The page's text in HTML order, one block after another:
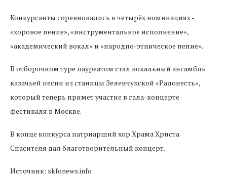
Конкурсанты соревновались в четырёх номинациях -
«хоровое пение», «инструментальное исполнение»,
«академический вокал» и «народно-этническое пение».
В отборочном туре лауреатом стал вокальный ансамбль
казачьей песни из станицы Зеленчукской «Радонесть»,
который теперь примет участие в гала-концерте
фестиваля в Москве.
В конце конкурса патриарший хор Храма Христа
Спасителя дал благотворительный концерт.
Источник: skfonews.info